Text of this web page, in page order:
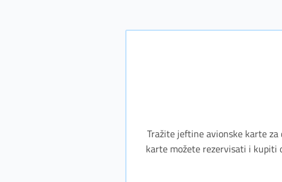
Tražite jeftine avionske karte
karte možete rezervisati i kupiti